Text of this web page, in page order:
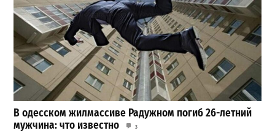
В одесском жилмассиве Радужном погиб 26-летний
мужчина: что известно
3